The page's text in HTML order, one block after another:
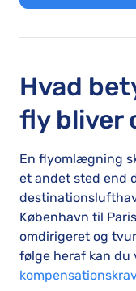
Hvad
fly bliver
En flyomlægning
et andet sted end
København til
omdirigeret og
følge heraf kan